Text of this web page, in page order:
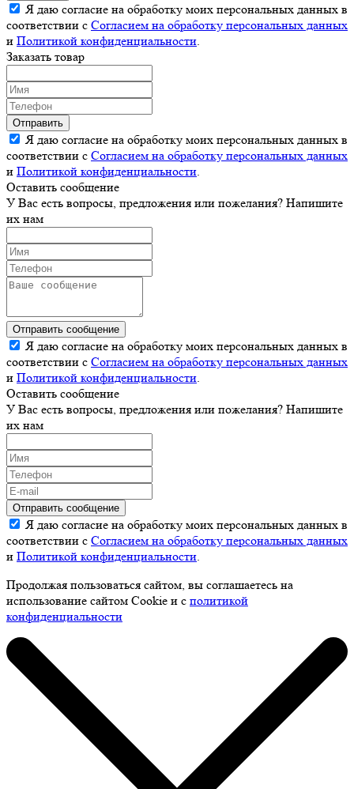
Я даю согласие на обработку моих персональных данных в
соответствии с Согласием на обработку персональных данных
и Политикой конфиденциальности.
Заказать товар
Отправить
Я даю согласие на обработку моих персональных данных в
соответствии с Согласием на обработку персональных данных
и Политикой конфиденциальности.
Оставить сообщение
У Вас есть вопросы, предложения или пожелания? Напишите
их нам
Отправить сообщение
Я даю согласие на обработку моих персональных данных в
соответствии с Согласием на обработку персональных данных
и Политикой конфиденциальности.
Оставить сообщение
У Вас есть вопросы, предложения или пожелания? Напишите
их нам
Отправить сообщение
Я даю согласие на обработку моих персональных данных в
соответствии с Согласием на обработку персональных данных
и Политикой конфиденциальности.
Продолжая пользоваться сайтом, вы соглашаетесь на
использование сайтом Cookie и с политикой
конфиденциальности